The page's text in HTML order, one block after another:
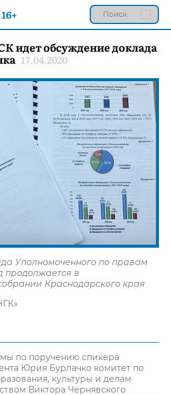
идет обсуждение доклада
17.04.2020
Уполномоченного по правам
продолжается в
Краснодарского края
по поручению спикера
Юрия Бурлачко комитет по
культуры и делам
Виктора Чернявского
16+